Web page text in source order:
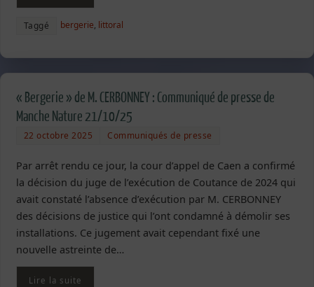
Taggé bergerie, littoral
« Bergerie » de M. CERBONNEY : Communiqué de presse de
Manche Nature 21/10/25
22 octobre 2025 Communiqués de presse
Par arrêt rendu ce jour, la cour d’appel de Caen a confirmé
la décision du juge de l’exécution de Coutance de 2024 qui
avait constaté l’absence d’exécution par M. CERBONNEY
des décisions de justice qui l’ont condamné à démolir ses
installations. Ce jugement avait cependant fixé une
nouvelle astreinte de…
Lire la suite